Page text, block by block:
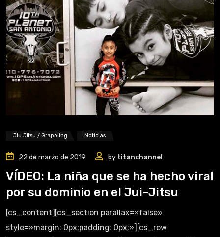
Jiu Jitsu / Grappling Noticias
22 de marzo de 2019 by titanchannel
VÍDEO: La niña que se ha hecho viral
por su dominio en el Jui-Jitsu
[cs_content][cs_section parallax=»false»
style=»margin: 0px;padding: 0px;»][cs_row